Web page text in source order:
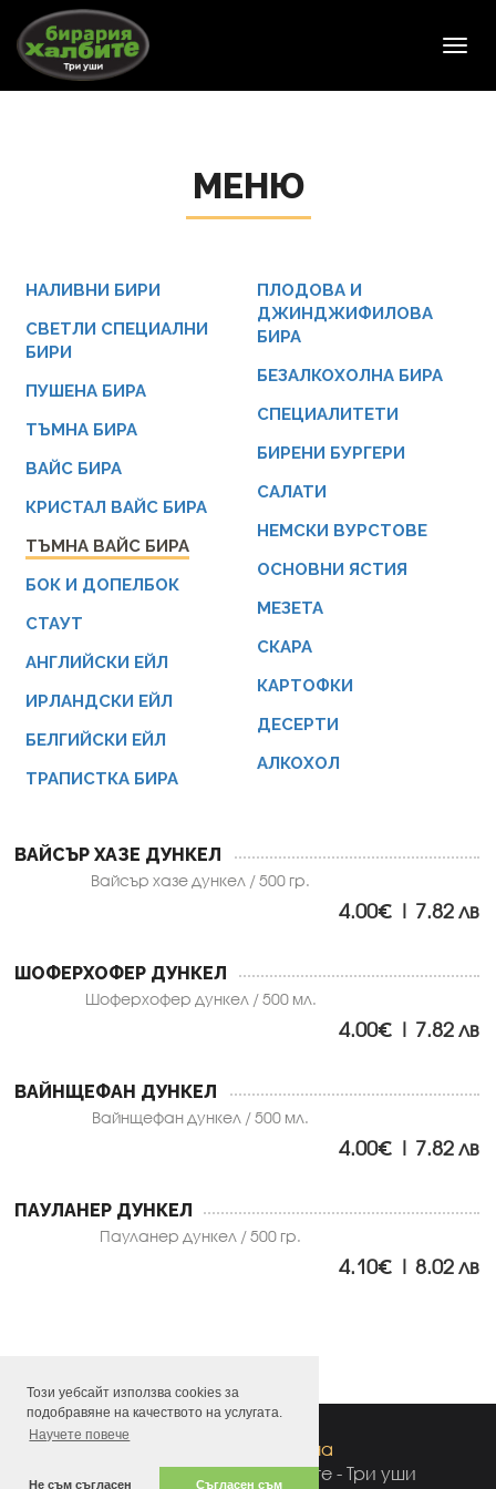
Този уебсайт използва cookies за
подобравяне на качеството на услугата.
Научете повече
Не съм съгласен Съгласен съм
МЕНЮ
НАЛИВНИ БИРИ
СВЕТЛИ СПЕЦИАЛНИ
БИРИ
ПУШЕНА БИРА
ТЪМНА БИРА
ВАЙС БИРА
КРИСТАЛ ВАЙС БИРА
ТЪМНА ВАЙС БИРА
БОК И ДОПЕЛБОК
СТАУТ
АНГЛИЙСКИ ЕЙЛ
ИРЛАНДСКИ ЕЙЛ
БЕЛГИЙСКИ ЕЙЛ
ТРАПИСТКА БИРА
ПЛОДОВА И
ДЖИНДЖИФИЛОВА
БИРА
БЕЗАЛКОХОЛНА БИРА
СПЕЦИАЛИТЕТИ
БИРЕНИ БУРГЕРИ
САЛАТИ
НЕМСКИ ВУРСТОВЕ
ОСНОВНИ ЯСТИЯ
МЕЗЕТА
СКАРА
КАРТОФКИ
ДЕСЕРТИ
АЛКОХОЛ
ВАЙСЪР ХАЗЕ ДУНКЕЛ
Вайсър хазе дункел / 500 гр.
4.00€ | 7.82 лв
ШОФЕРХОФЕР ДУНКЕЛ
Шоферхофер дункел / 500 мл.
4.00€ | 7.82 лв
ВАЙНЩЕФАН ДУНКЕЛ
Вайнщефан дункел / 500 мл.
4.00€ | 7.82 лв
ПАУЛАНЕР ДУНКЕЛ
Пауланер дункел / 500 гр.
4.10€ | 8.02 лв
Доставка на храна
Бирария Халбите | Халбите - Три уши